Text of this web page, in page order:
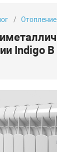
Indigo В